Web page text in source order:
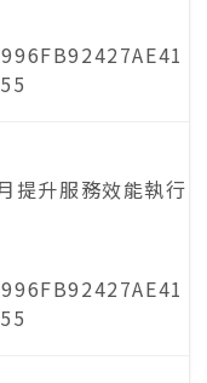
提升服務效能執行